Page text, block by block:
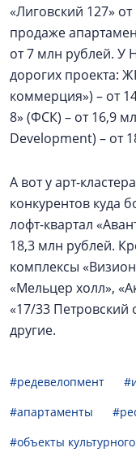
«Лиговский 127»
продаже
от 7 млн рублей. У
дорогих проекта:
коммерция») – от
8» (ФСК) – от 16,9
Development) – от
А вот у арт-
конкурентов куда
лофт-квартал
18,3 млн рублей.
комплексы
«Мельцер холл»,
«17/33 Петровский
другие.
#редевелопмент
#апартаменты
#объекты